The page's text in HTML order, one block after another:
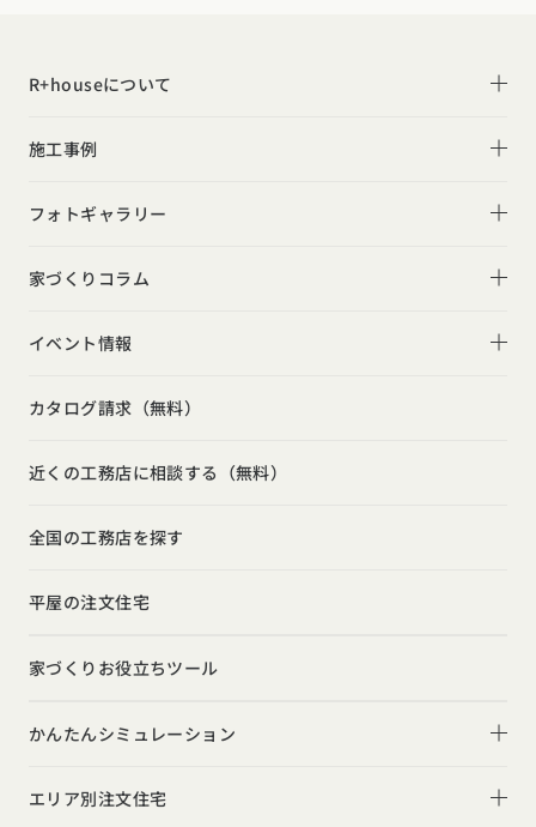
R+houseについて
R+houseについて
家づくりの流れ
選べる仕様
建築家
施工事例
施工事例一覧
スキップフロア
勾配天井
ナチュラル
インダストリアル
二世帯住宅
オーナー様の声
フォトギャラリー
フォトギャラリー
吹き抜け
玄関
ガレージハウス
テラス・デッキ
家づくりコラム
家づくりコラム一覧
注文住宅の基礎知識
設備・性能
間取りのヒント
施工事例
イベント情報
イベント情報一覧
勉強会
カタログ請求（無料）
近くの工務店に相談する（無料）
全国の工務店を探す
平屋の注文住宅
家づくりお役立ちツール
かんたんシミュレーション
住宅ローンは固定金利と変動金利どちらを選ぶ？
エリア別注文住宅